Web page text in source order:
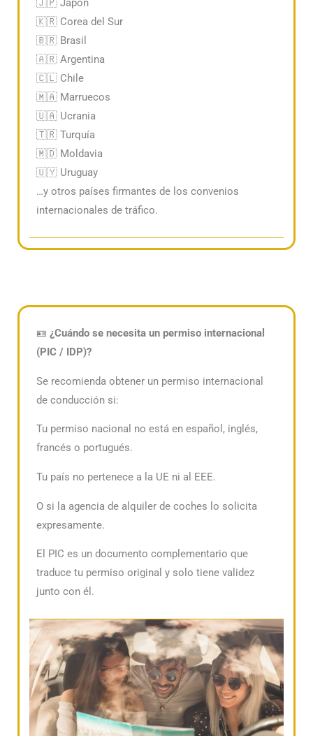
🇯🇵 Japón
🇰🇷 Corea del Sur
🇧🇷 Brasil
🇦🇷 Argentina
🇨🇱 Chile
🇲🇦 Marruecos
🇺🇦 Ucrania
🇹🇷 Turquía
🇲🇩 Moldavia
🇺🇾 Uruguay
…y otros países firmantes de los convenios
internacionales de tráfico.
🪪¿Cuándo se necesita un permiso internacional
(PIC / IDP)?
Se recomienda obtener un permiso internacional
de conducción si:
Tu permiso nacional no está en español, inglés,
francés o portugués.
Tu país no pertenece a la UE ni al EEE.
O si la agencia de alquiler de coches lo solicita
expresamente.
El PIC es un documento complementario que
traduce tu permiso original y solo tiene validez
junto con él.